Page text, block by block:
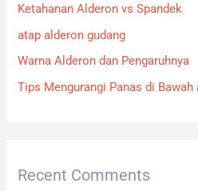
o
r
:
Ketahanan Alderon vs Spandek
atap alderon gudang
Warna Alderon dan Pengaruhnya
Tips Mengurangi Panas di Bawah
Recent Comments